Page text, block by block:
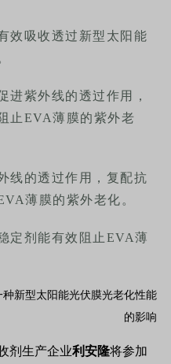
效吸收透过新型太阳能
进紫外线的透过作用，
止EVA薄膜的紫外老
线的透过作用，复配抗
薄膜的紫外老化。
定剂能有效阻止EVA薄
新型太阳能光伏膜光老化性能
的影响
剂生产企业利安隆将参加